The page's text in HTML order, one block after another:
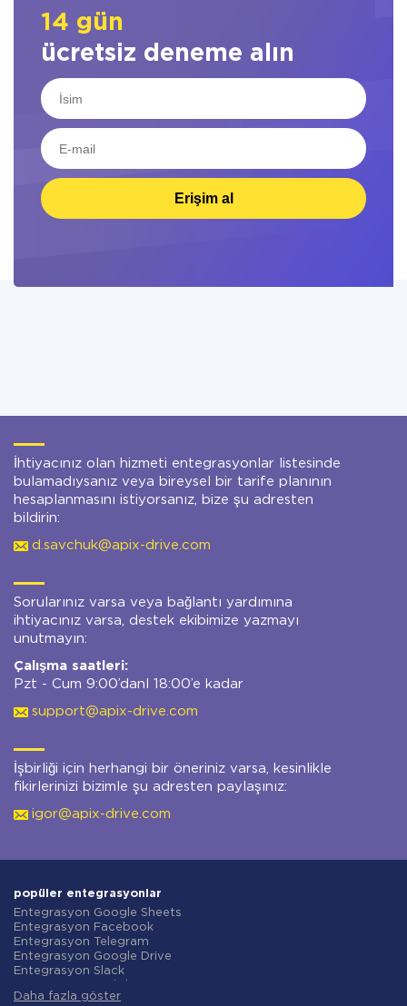
14 gün
ücretsiz deneme alın
Erişim al
İhtiyacınız olan hizmeti entegrasyonlar listesinde
bulamadıysanız veya bireysel bir tarife planının
hesaplanmasını istiyorsanız, bize şu adresten
bildirin:
d.savchuk@apix-drive.com
Sorularınız varsa veya bağlantı yardımına
ihtiyacınız varsa, destek ekibimize yazmayı
unutmayın:
Çalışma saatleri:
Pzt - Cum 9:00’danl 18:00’e kadar
support@apix-drive.com
İşbirliği için herhangi bir öneriniz varsa, kesinlikle
fikirlerinizi bizimle şu adresten paylaşınız:
igor@apix-drive.com
popüler entegrasyonlar
Entegrasyon Google Sheets
Entegrasyon Facebook
Entegrasyon Telegram
Entegrasyon Google Drive
Entegrasyon Slack
Entegrasyon Gmail
Daha fazla göster